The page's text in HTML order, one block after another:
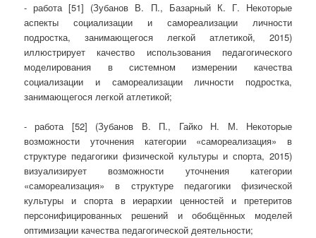
- работа [51] (Зубанов В. П., Базарный К. Г. Некоторые
аспекты социализации и самореализации личности
подростка, занимающегося легкой атлетикой, 2015)
иллюстрирует качество использования педагогического
моделирования в системном измерении качества
социализации и самореализации личности подростка,
занимающегося легкой атлетикой;
- работа [52] (Зубанов В. П., Гайко Н. М. Некоторые
возможности уточнения категории «самореализация» в
структуре педагогики физической культуры и спорта, 2015)
визуализирует возможности уточнения категории
«самореализация» в структуре педагогики физической
культуры и спорта в иерархии ценностей и претеритов
персонифицированных решений и обобщённых моделей
оптимизации качества педагогической деятельности;